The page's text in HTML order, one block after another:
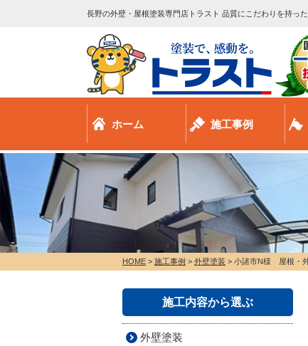
長野の外壁・屋根塗装専門店トラスト 品質にこだわりを持っ
ホーム 施工事例
HOME > 施工事例 > 外壁塗装 > 小諸市N様 屋根・
施工内容から選ぶ
外壁塗装